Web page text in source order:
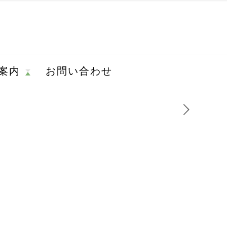
内 お問い合わせ